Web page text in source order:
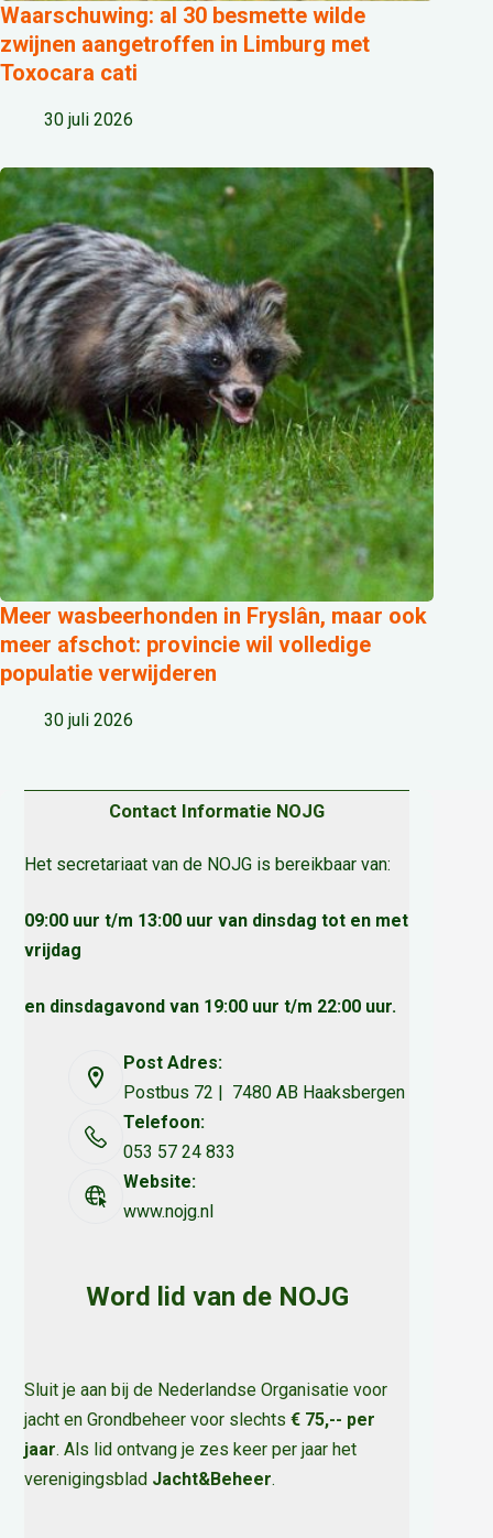
Waarschuwing: al 30 besmette wilde
zwijnen aangetroffen in Limburg met
Toxocara cati
30 juli 2026
Meer wasbeerhonden in Fryslân, maar ook
meer afschot: provincie wil volledige
populatie verwijderen
30 juli 2026
Contact Informatie NOJG
Het secretariaat van de NOJG is bereikbaar van:
09:00 uur t/m 13:00 uur van dinsdag tot en met
vrijdag
en dinsdagavond van 19:00 uur t/m 22:00 uur.
Post Adres:
Postbus 72 | 7480 AB Haaksbergen
Telefoon:
053 57 24 833
Website:
www.nojg.nl
Word lid van de NOJG
Sluit je aan bij de Nederlandse Organisatie voor
jacht en Grondbeheer voor slechts€ 75,-- per
jaar. Als lid ontvang je zes keer per jaar het
verenigingsblad Jacht&Beheer.